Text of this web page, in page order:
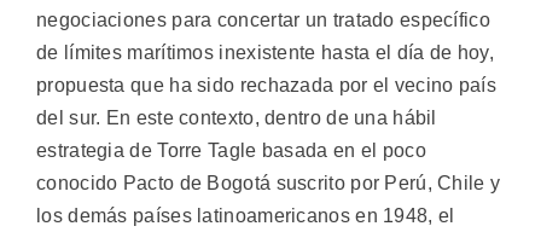
negociaciones para concertar un tratado específico
de límites marítimos inexistente hasta el día de hoy,
propuesta que ha sido rechazada por el vecino país
del sur. En este contexto, dentro de una hábil
estrategia de Torre Tagle basada en el poco
conocido Pacto de Bogotá suscrito por Perú, Chile y
los demás países latinoamericanos en 1948, el